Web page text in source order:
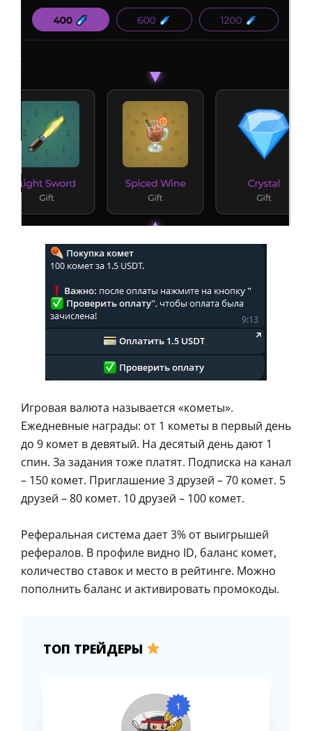
Игровая валюта называется «кометы».
Ежедневные награды: от 1 кометы в первый день
до 9 комет в девятый. На десятый день дают 1
спин. За задания тоже платят. Подписка на канал
– 150 комет. Приглашение 3 друзей – 70 комет. 5
друзей – 80 комет. 10 друзей – 100 комет.
Реферальная система дает 3% от выигрышей
рефералов. В профиле видно ID, баланс комет,
количество ставок и место в рейтинге. Можно
пополнить баланс и активировать промокоды.
ТОП ТРЕЙДЕРЫ
1